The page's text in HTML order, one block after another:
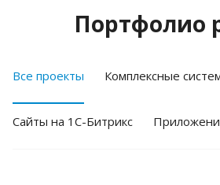
Портфолио
Все проекты Комплексные
Cайты на 1С-Битрикс